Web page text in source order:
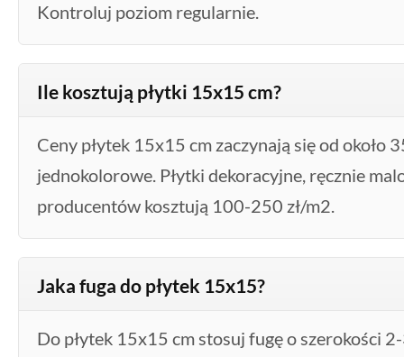
Kontroluj poziom regularnie.
Ile kosztują płytki 15x15 cm?
Ceny płytek 15x15 cm zaczynają się od około
jednokolorowe. Płytki dekoracyjne, ręcznie
producentów kosztują 100-250 zł/m2.
Jaka fuga do płytek 15x15?
Do płytek 15x15 cm stosuj fugę o szerokości